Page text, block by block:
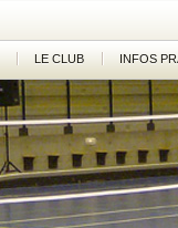
LE CLUB INFOS